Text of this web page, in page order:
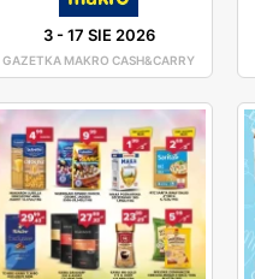
3-17 SIE 2026
GAZETKA MAKRO CASH&CARRY